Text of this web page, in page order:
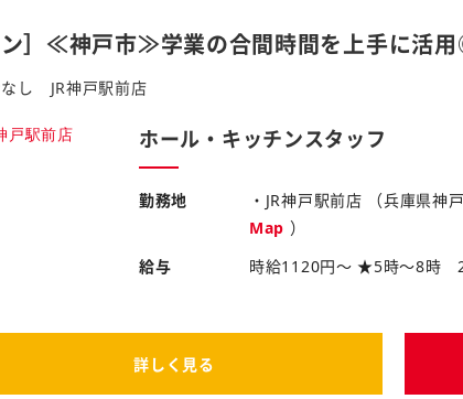
ン］≪神戸市≫学業の合間時間を上手に活
し JR神戸駅前店
ホール・キッチンスタッフ
勤務地 ・JR神戸駅前店 （兵庫県
Map ）
給与
時給1120円～ ★5時～8時
詳しく見る